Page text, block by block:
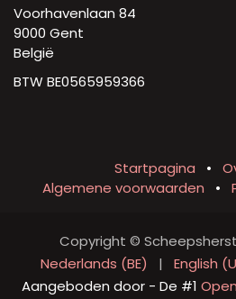
Voorhavenlaan 84
9000 Gent
België
BTW BE0565959366
Startpagina •
Algemene voorwaarden
•
Copyright ©
Nederlands (BE)
| English
Aangeboden door - De #1